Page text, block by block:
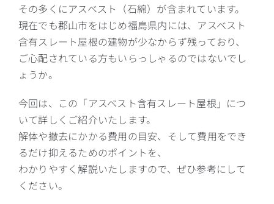
その多くにアスベスト（石綿）が含まれています。
現在でも郡山市をはじめ福島県内には、アスベスト
含有スレート屋根の建物が少なからず残っており、
ご心配されている方もいらっしゃるのではないでし
ょうか。
今回は、この「アスベスト含有スレート屋根」につ
いて詳しくご紹介いたします。
解体や撤去にかかる費用の目安、そして費用をでき
るだけ抑えるためのポイントを、
わかりやすく解説いたしますので、ぜひ参考にして
ください。